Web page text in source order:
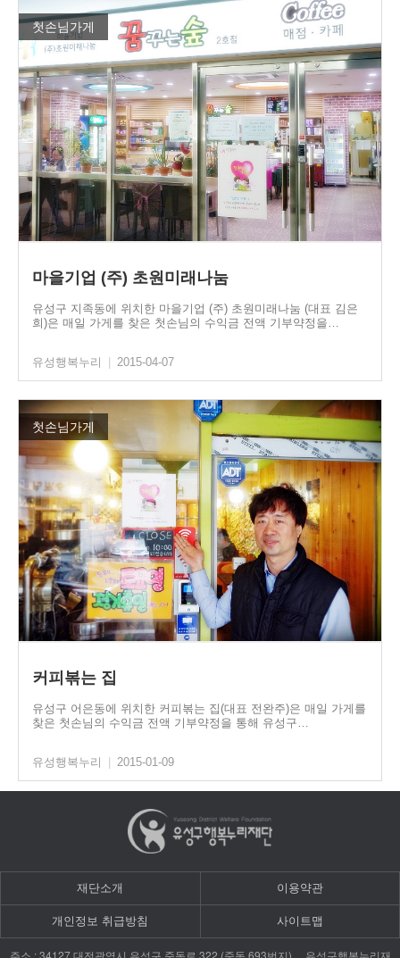
첫손님가게
마을기업 (주) 초원미래나눔
유성구 지족동에 위치한 마을기업 (주) 초원미래나눔 (대표 김은
희)은 매일 가게를 찾은 첫손님의 수익금 전액 기부약정을…
유성행복누리 2015-04-07
첫손님가게
커피볶는 집
유성구 어은동에 위치한 커피볶는 집(대표 전완주)은 매일 가게를
찾은 첫손님의 수익금 전액 기부약정을 통해 유성구…
유성행복누리 2015-01-09
재단소개 이용약관
개인정보 취급방침 사이트맵
: 34127 322 ( 693 )